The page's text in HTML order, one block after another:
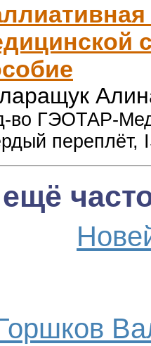
во ГЭОТАР-
переплёт,